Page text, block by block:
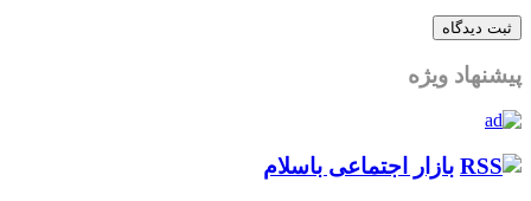
پیشنهاد ویژه
بازار اجتماعی باسلام